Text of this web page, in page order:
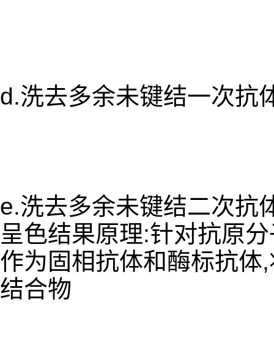
d.洗去多余未键结一次抗
e.洗去多余未键结二次抗
呈色结果原理:针对抗原
作为固相抗体和酶标抗
结合物